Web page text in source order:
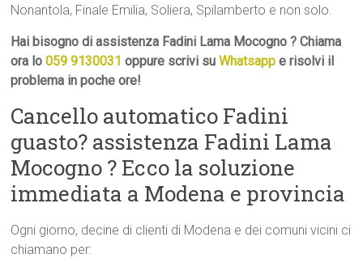
Nonantola, Finale Emilia, Soliera, Spilamberto e non solo.
Hai bisogno di assistenza Fadini Lama Mocogno ? Chiama
ora lo059 9130031 oppure scrivi suWhatsapp e risolvi il
problema in poche ore!
Cancello automatico Fadini
guasto? assistenza Fadini Lama
Mocogno ? Ecco la soluzione
immediata a Modena e provincia
Ogni giorno, decine di clienti di Modena e dei comuni vicini ci
chiamano per: